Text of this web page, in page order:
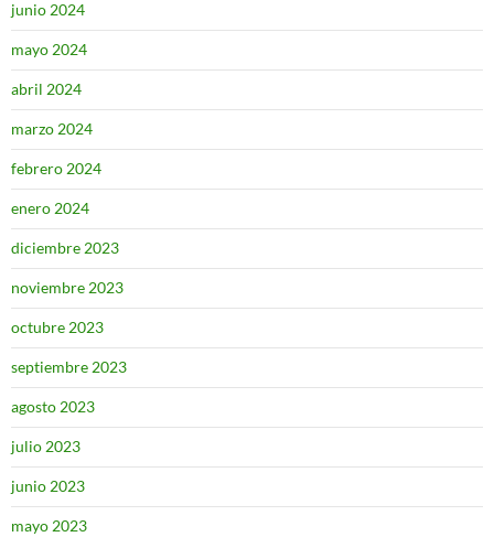
junio 2024
mayo 2024
abril 2024
marzo 2024
febrero 2024
enero 2024
diciembre 2023
noviembre 2023
octubre 2023
septiembre 2023
agosto 2023
julio 2023
junio 2023
mayo 2023